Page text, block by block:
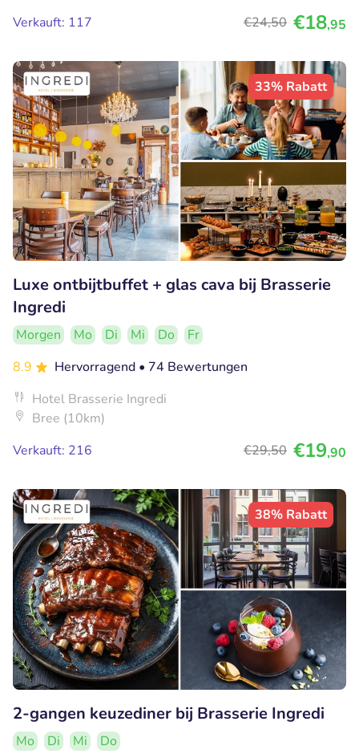
Verkauft: 117
€24,50 €18,95
33% Rabatt
Luxe ontbijtbuffet + glas cava bij Brasserie
Ingredi
Morgen Mo Di Mi Do
Fr
8.9
Hervorragend • 74 Bewertungen
Hotel Brasserie Ingredi
Bree (10km)
Verkauft: 216
€29,50 €19,90
38% Rabatt
2-gangen keuzediner bij Brasserie Ingredi
Mo Di Mi
Do